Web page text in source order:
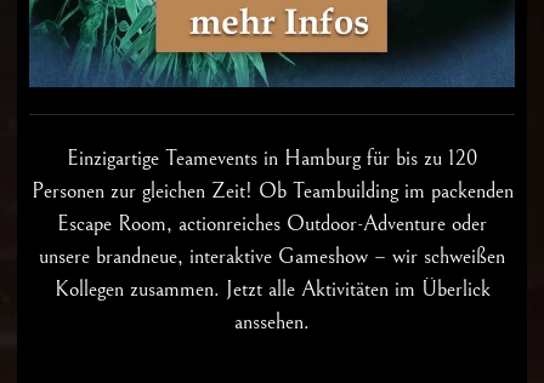
Einzigartige Teamevents in Hamburgfür bis zu 120
Personen zur gleichen Zeit! Ob Teambuilding im packenden
Escape Room, actionreiches Outdoor-Adventure oder
unsere brandneue, interaktive Gameshow – wir schweißen
Kollegen zusammen. Jetzt alle Aktivitäten im Überlick
anssehen.